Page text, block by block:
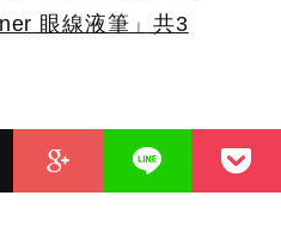
眼線液筆」共3